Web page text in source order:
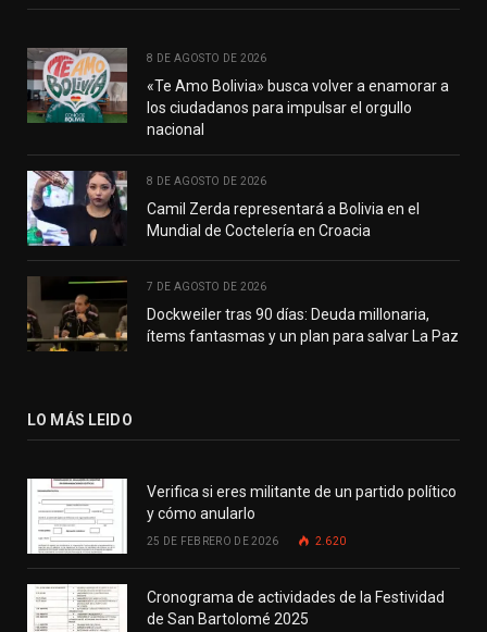
8 DE AGOSTO DE 2026
«Te Amo Bolivia» busca volver a enamorar a
los ciudadanos para impulsar el orgullo
nacional
8 DE AGOSTO DE 2026
Camil Zerda representará a Bolivia en el
Mundial de Coctelería en Croacia
7 DE AGOSTO DE 2026
Dockweiler tras 90 días: Deuda millonaria,
ítems fantasmas y un plan para salvar La Paz
LO MÁS LEIDO
Verifica si eres militante de un partido político
y cómo anularlo
25 DE FEBRERO DE 2026 2.620
Cronograma de actividades de la Festividad
de San Bartolomé 2025